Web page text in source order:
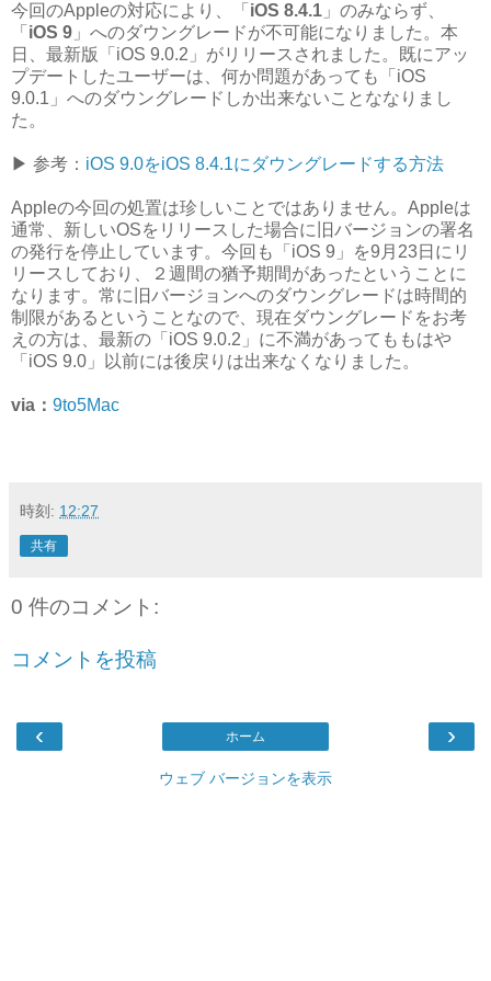
今回のAppleの対応により、「 iOS 8.4.1 」のみならず、
「 iOS 9 」へのダウングレードが不可能になりました。本
日、最新版「iOS 9.0.2」がリリースされました。既にアッ
プデートしたユーザーは、何か問題があっても「iOS
9.0.1」へのダウングレードしか出来ないことななりまし
た。
▶︎ 参考： iOS 9.0をiOS 8.4.1にダウングレードする方法
Appleの今回の処置は珍しいことではありません。Appleは
通常、新しいOSをリリースした場合に旧バージョンの署名
の発行を停止しています。今回も「iOS 9」を9月23日にリ
リースしており、２週間の猶予期間があったということに
なります。常に旧バージョンへのダウングレードは時間的
制限があるということなので、現在ダウングレードをお考
えの方は、最新の「iOS 9.0.2」に不満があってももはや
「iOS 9.0」以前には後戻りは出来なくなりました。
via： 9to5Mac
時刻: 12:27
共有
0 件のコメント:
コメントを投稿
‹ ›
ホーム
ウェブ バージョンを表示